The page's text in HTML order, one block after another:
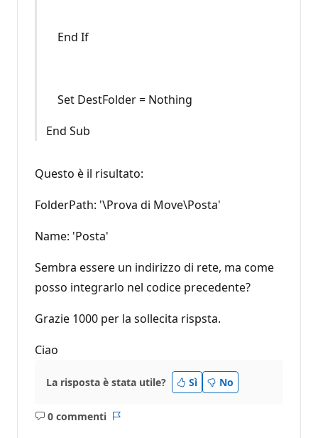
End If
Set DestFolder = Nothing
End Sub
Questo è il risultato:
FolderPath: '\Prova di Move\Posta'
Name: 'Posta'
Sembra essere un indirizzo di rete, ma come
posso integrarlo nel codice precedente?
Grazie 1000 per la sollecita rispsta.
Ciao
La risposta è stata utile? Sì No
0 commenti
Nessun